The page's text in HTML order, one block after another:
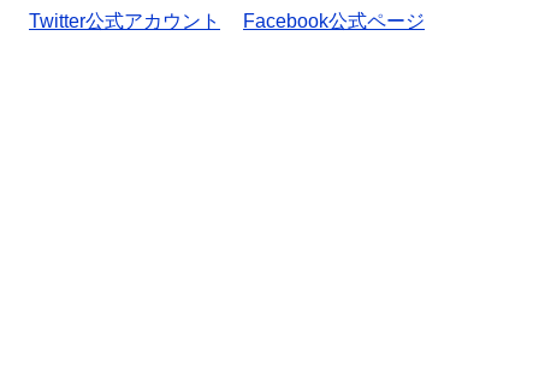
Twitter公式アカウント
Facebook公式ページ